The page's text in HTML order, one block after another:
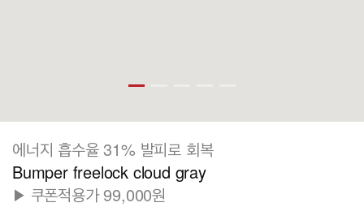
에너지 흡수율 31% 발피로 회복
Bumper freelock cloud gray
▶ 쿠폰적용가 99,000원